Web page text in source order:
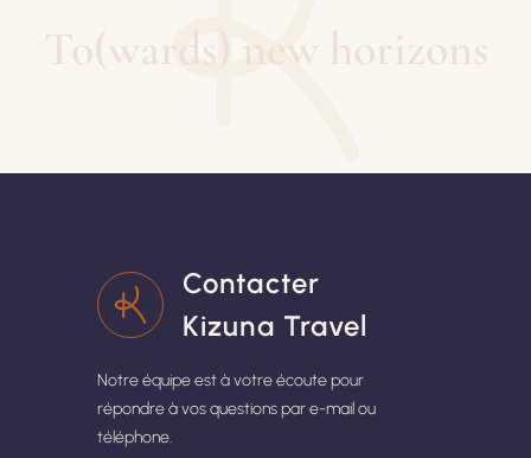
To(wards) new horizons
Contacter
Kizuna Travel
Notre équipe est à votre écoute pour
répondre à vos questions par e-mail ou
téléphone.